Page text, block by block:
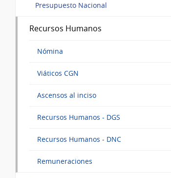
Presupuesto Nacional
Recursos Humanos
Nómina
Viáticos CGN
Ascensos al inciso
Recursos Humanos - DGS
Recursos Humanos - DNC
Remuneraciones